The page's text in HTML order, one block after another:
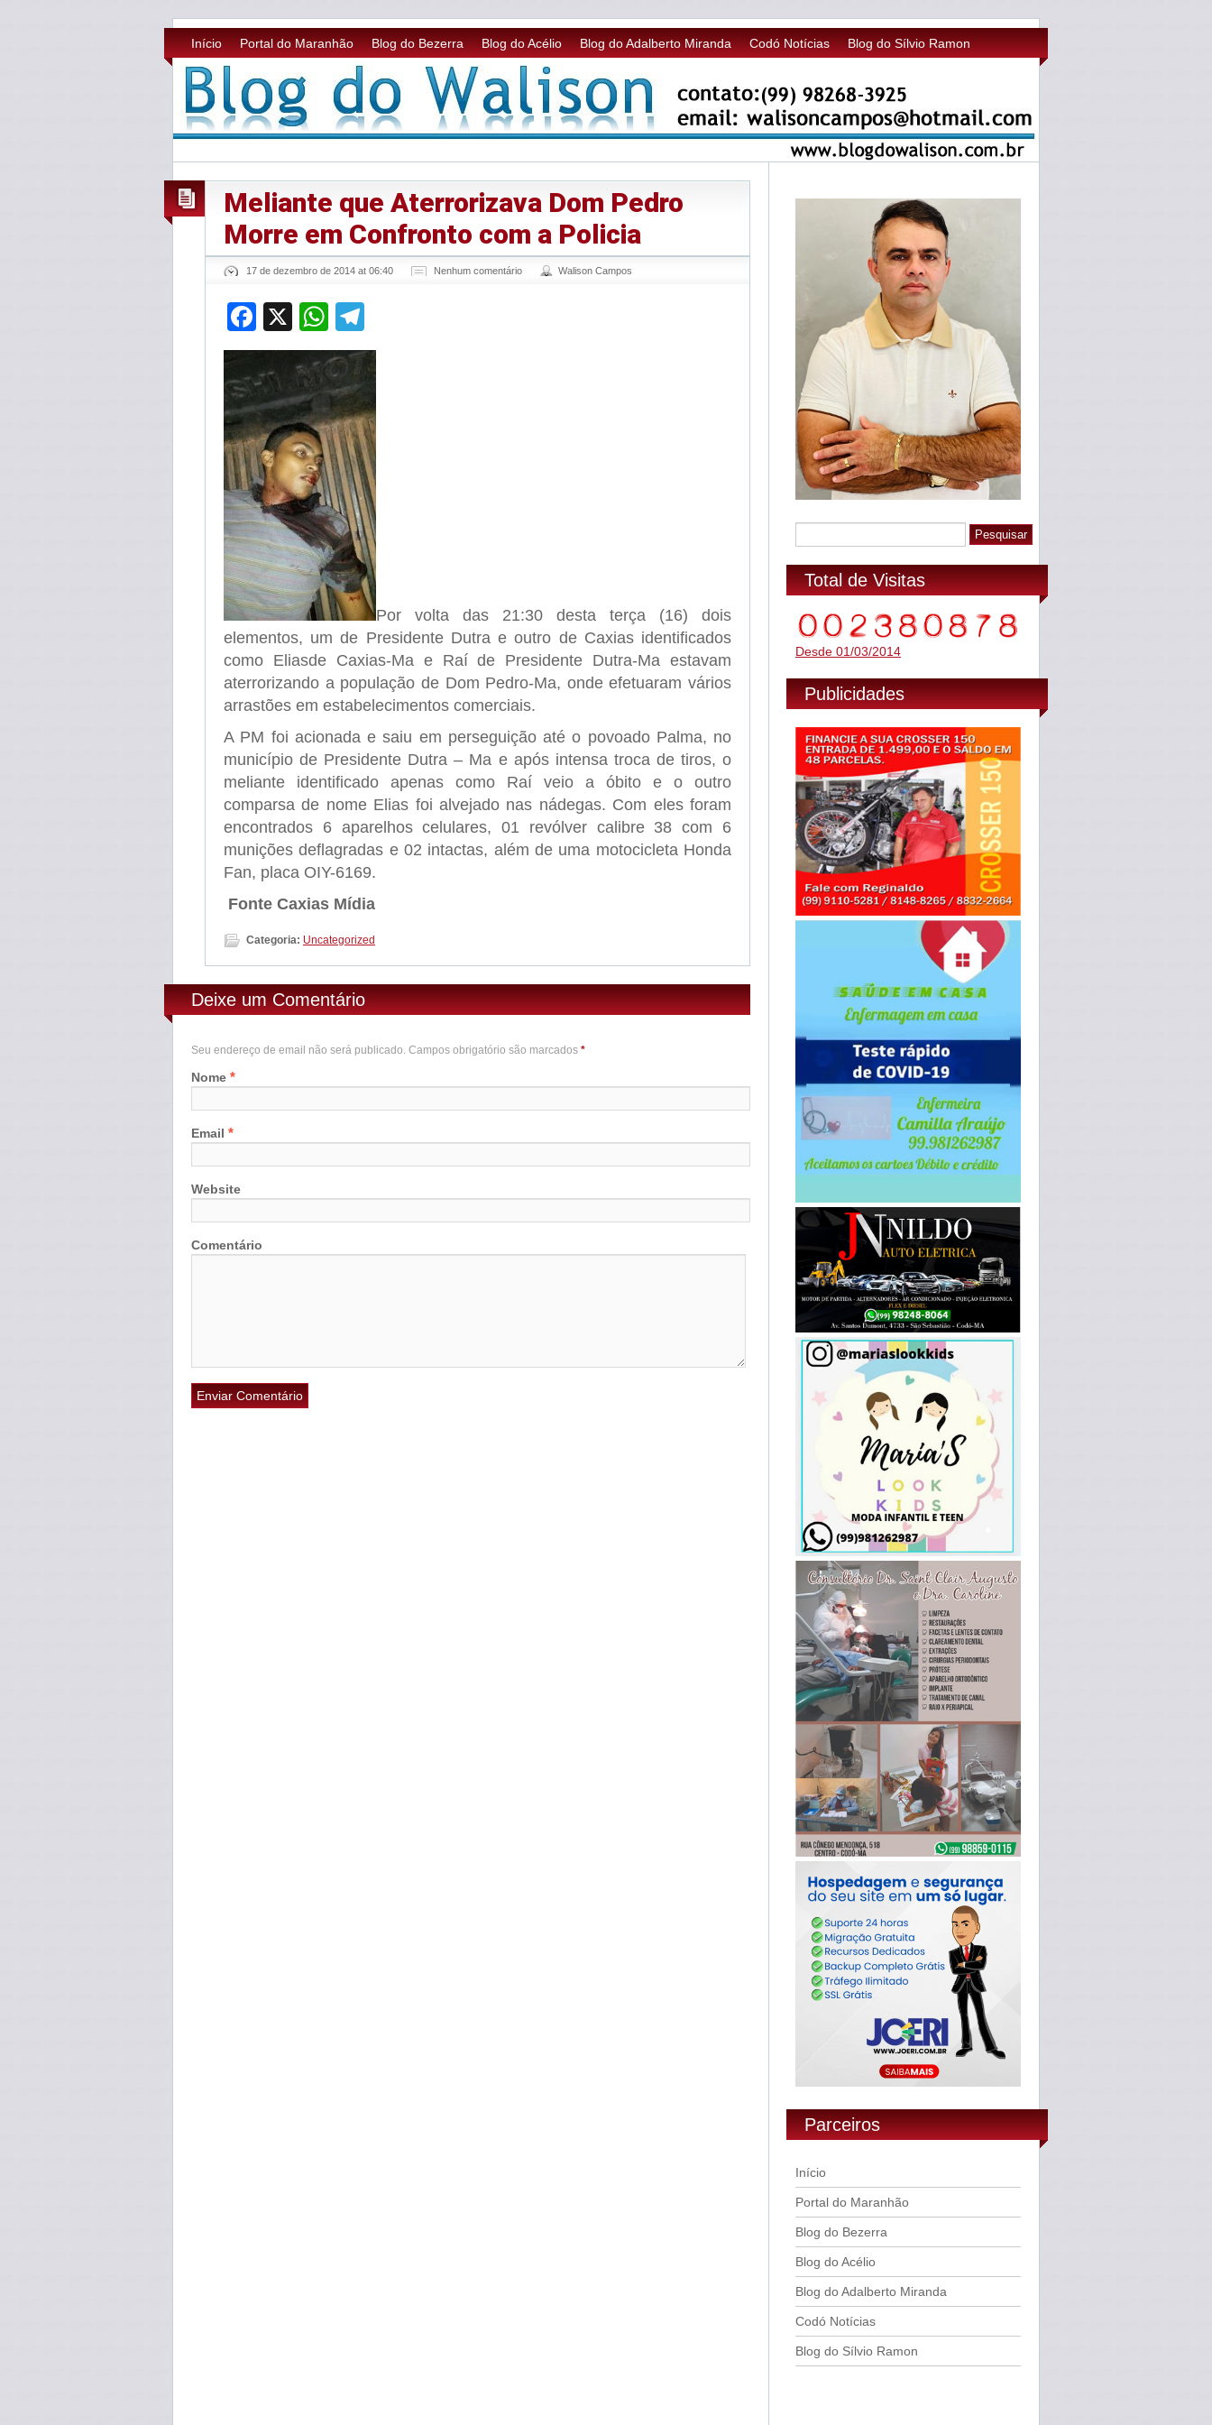
Início Portal do Maranhão Blog do Bezerra Blog do Acélio Blog do Adalberto Miranda Codó Notícias Blog do Sílvio Ramon
Meliante que Aterrorizava Dom Pedro
Morre em Confronto com a Policia
17 de dezembro de 2014 at 06:40 Nenhum comentário Walison Campos
Facebook
X WhatsApp
Por volta das 21:30 desta terça (16) dois
elementos, um de Presidente Dutra e outro de Caxias identificados
como Eliasde Caxias-Ma e Raí de Presidente Dutra-Ma estavam
aterrorizando a população de Dom Pedro-Ma, onde efetuaram vários
arrastões em estabelecimentos comerciais.
A PM foi acionada e saiu em perseguição até o povoado Palma, no
município de Presidente Dutra – Ma e após intensa troca de tiros, o
meliante identificado apenas como Raí veio a óbito e o outro
comparsa de nome Elias foi alvejado nas nádegas. Com eles foram
encontrados 6 aparelhos celulares, 01 revólver calibre 38 com 6
munições deflagradas e 02 intactas, além de uma motocicleta Honda
Fan, placa OIY-6169.
Fonte Caxias Mídia
Categoria: Uncategorized
Deixe um Comentário
Seu endereço de email não será publicado. Campos obrigatório são marcados *
Nome *
Email *
Website
Comentário
Total de Visitas
Desde 01/03/2014
Publicidades
Parceiros
Início
Portal do Maranhão
Blog do Bezerra
Blog do Acélio
Blog do Adalberto Miranda
Codó Notícias
Blog do Sílvio Ramon